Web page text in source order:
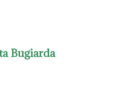
Bugiarda